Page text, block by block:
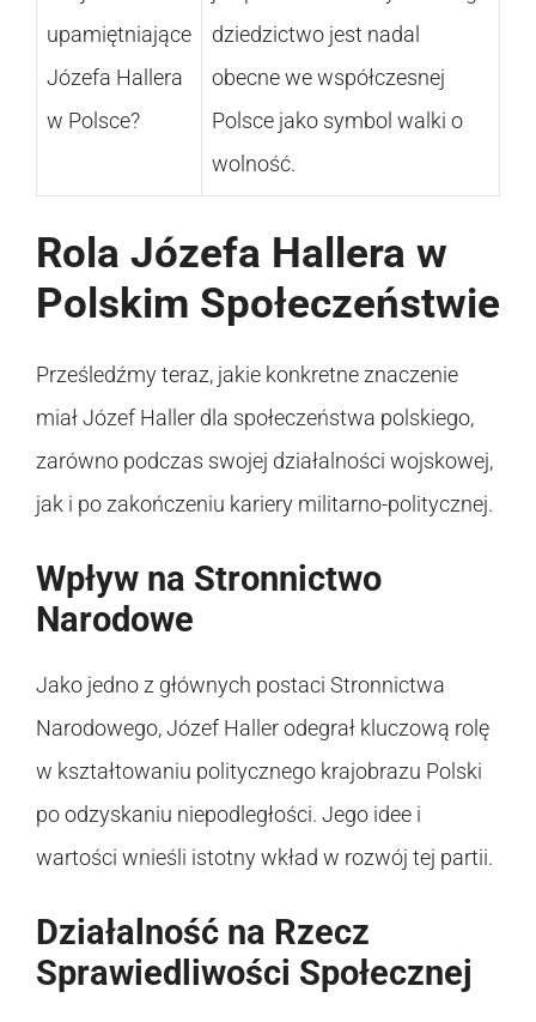
upamiętniające
Józefa Hallera
w Polsce?
dziedzictwo jest nadal
obecne we współczesnej
Polsce jako symbol walki o
wolność.
Rola Józefa Hallera w
Polskim Społeczeństwie
Prześledźmy teraz, jakie konkretne znaczenie
miał Józef Haller dla społeczeństwa polskiego,
zarówno podczas swojej działalności wojskowej,
jak i po zakończeniu kariery militarno-politycznej.
Wpływ na Stronnictwo
Narodowe
Jako jedno z głównych postaci Stronnictwa
Narodowego, Józef Haller odegrał kluczową rolę
w kształtowaniu politycznego krajobrazu Polski
po odzyskaniu niepodległości. Jego idee i
wartości wnieśli istotny wkład w rozwój tej partii.
Działalność na Rzecz
Sprawiedliwości Społecznej